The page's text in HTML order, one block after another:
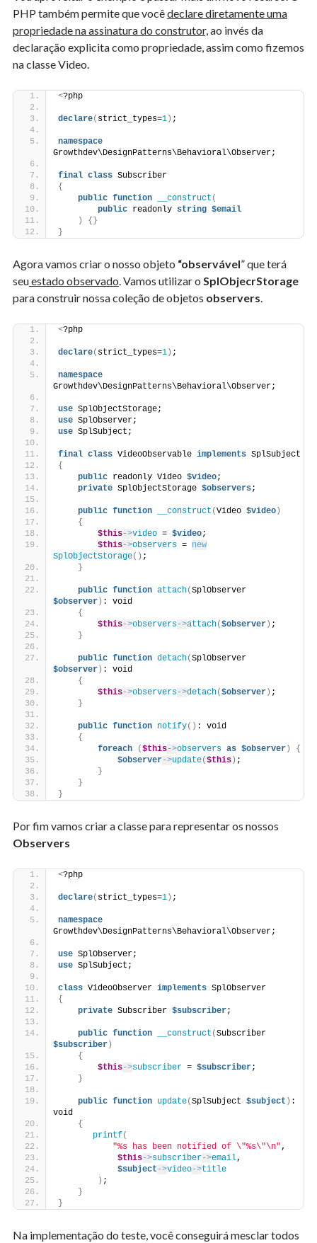
PHP também permite que vocêdeclare diretamente uma
propriedade na assinatura do construtor,ao invés da
declaração explicita como propriedade, assim como fizemos
na classe Video.
<?php
declare( strict_types=1) ;
namespace
Growthdev\DesignPatterns\Behavioral\Observer;
final class Subscriber
{
public function __construct (
public readonly string $email
)
{}
}
Agora vamos criar o nosso objeto “observável” que terá
seuestado observado. Vamos utilizar o SplObjecrStorage
para construir nossa coleção de objetos observers.
<?php
declare( strict_types=1) ;
namespace
Growthdev\DesignPatterns\Behavioral\Observer;
use SplObjectStorage;
use SplObserver;
use SplSubject;
final class VideoObservable implements SplSubject
{
public readonly Video $video;
private SplObjectStorage $observers;
public function __construct (Video $video)
{
$this->video = $video;
$this->observers = new
SplObjectStorage() ;
}
public function attach(
SplObserver
$observer) : void
{
$this->observers->attach($observer) ;
}
public function detach(
SplObserver
$observer) : void
{
$this->observers->detach($observer) ;
}
public function notify() : void
{
foreach
($this->observers as $observer)
{
$observer->update($this) ;
}
}
}
Por fim vamos criar a classe para representar os nossos
Observers
<?php
declare( strict_types=1) ;
namespace
Growthdev\DesignPatterns\Behavioral\Observer;
use SplObserver;
use SplSubject;
class VideoObserver implements SplObserver
{
private Subscriber $subscriber;
public function __construct (
Subscriber
$subscriber)
{
$this->subscriber = $subscriber;
}
public function update(SplSubject $subject ) :
void
{
printf(
"%s has been notified of \"%s\"\n",
$this->subscriber->email,
$subject ->video->title
) ;
}
}
Na implementação do teste, você conseguirá mesclar todos